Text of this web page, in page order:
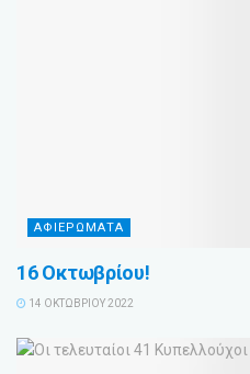
ΑΦΙΕΡΩΜΑΤΑ
16 Οκτωβρίου!
14 ΟΚΤΩΒΡΊΟΥ 2022